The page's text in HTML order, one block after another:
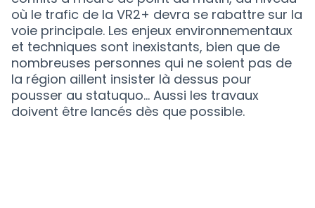
où le trafic de la VR2+ devra se rabattre sur la
voie principale. Les enjeux environnementaux
et techniques sont inexistants, bien que de
nombreuses personnes qui ne soient pas de
la région aillent insister là dessus pour
pousser au statuquo... Aussi les travaux
doivent être lancés dès que possible.